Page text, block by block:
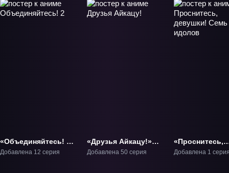
«Объединяйтесь! 2»
ТВ-2
Добавлена 12 серия
«Друзья Айкацу!»
ТВ-1
Добавлена 50 серия
«Проснитесь,
девушки! Семь
Добавлена 1